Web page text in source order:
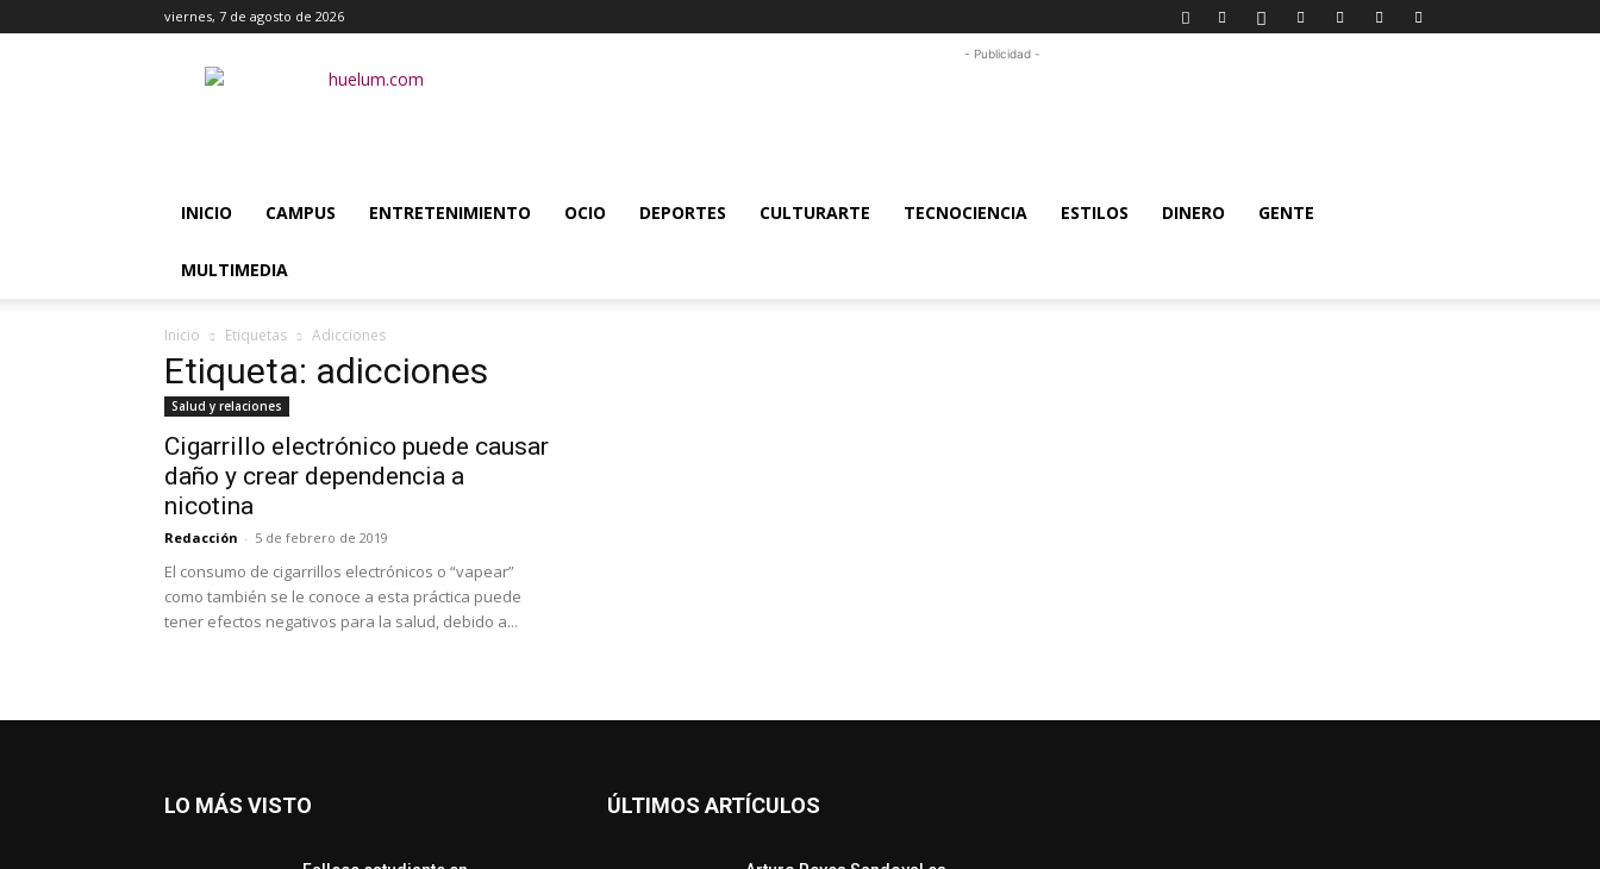
viernes, 7 de agosto de 2026
Huélum
- Publicidad -
INICIO CAMPUS ENTRETENIMIENTO OCIO DEPORTES CULTURARTE TECNOCIENCIA ESTILOS DINERO GENTE
MULTIMEDIA
Inicio Etiquetas Adicciones
Etiqueta: adicciones
Salud y relaciones
Cigarrillo electrónico puede causar
daño y crear dependencia a
nicotina
Redacción - 5 de febrero de 2019
El consumo de cigarrillos electrónicos o “vapear”
como también se le conoce a esta práctica puede
tener efectos negativos para la salud, debido a...
LO MÁS VISTO ÚLTIMOS ARTÍCULOS